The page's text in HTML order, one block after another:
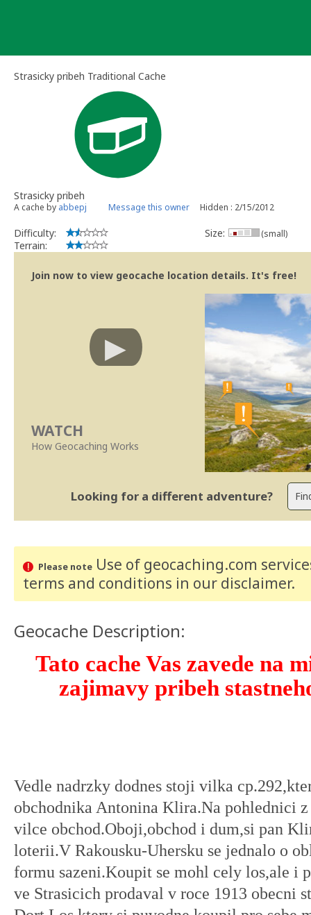
Strasicky pribeh Traditional Cache
Strasicky pribeh
A cache by abbepj Message this owner Hidden : 2/15/2012
Difficulty:
Terrain:
Size: (small)
Join now to view geocache location details. It's free!
WATCH
How Geocaching Works
Looking for a different adventure?
Please noteUse of geocaching.com
terms and conditions in our disclaimer.
Geocache Description:
Tato cache Vas zavede na
zajimavy pribeh
Vedle nadrzky dodnes stoji vilka
obchodnika Antonina Klira.Na pohlednici
vilce obchod.Oboji,obchod i dum,si pan
loterii.V Rakousku-Uhersku se jednalo o
formu sazeni.Koupit se mohl cely los,ale i
ve Strasicich prodaval v roce 1913 obecni